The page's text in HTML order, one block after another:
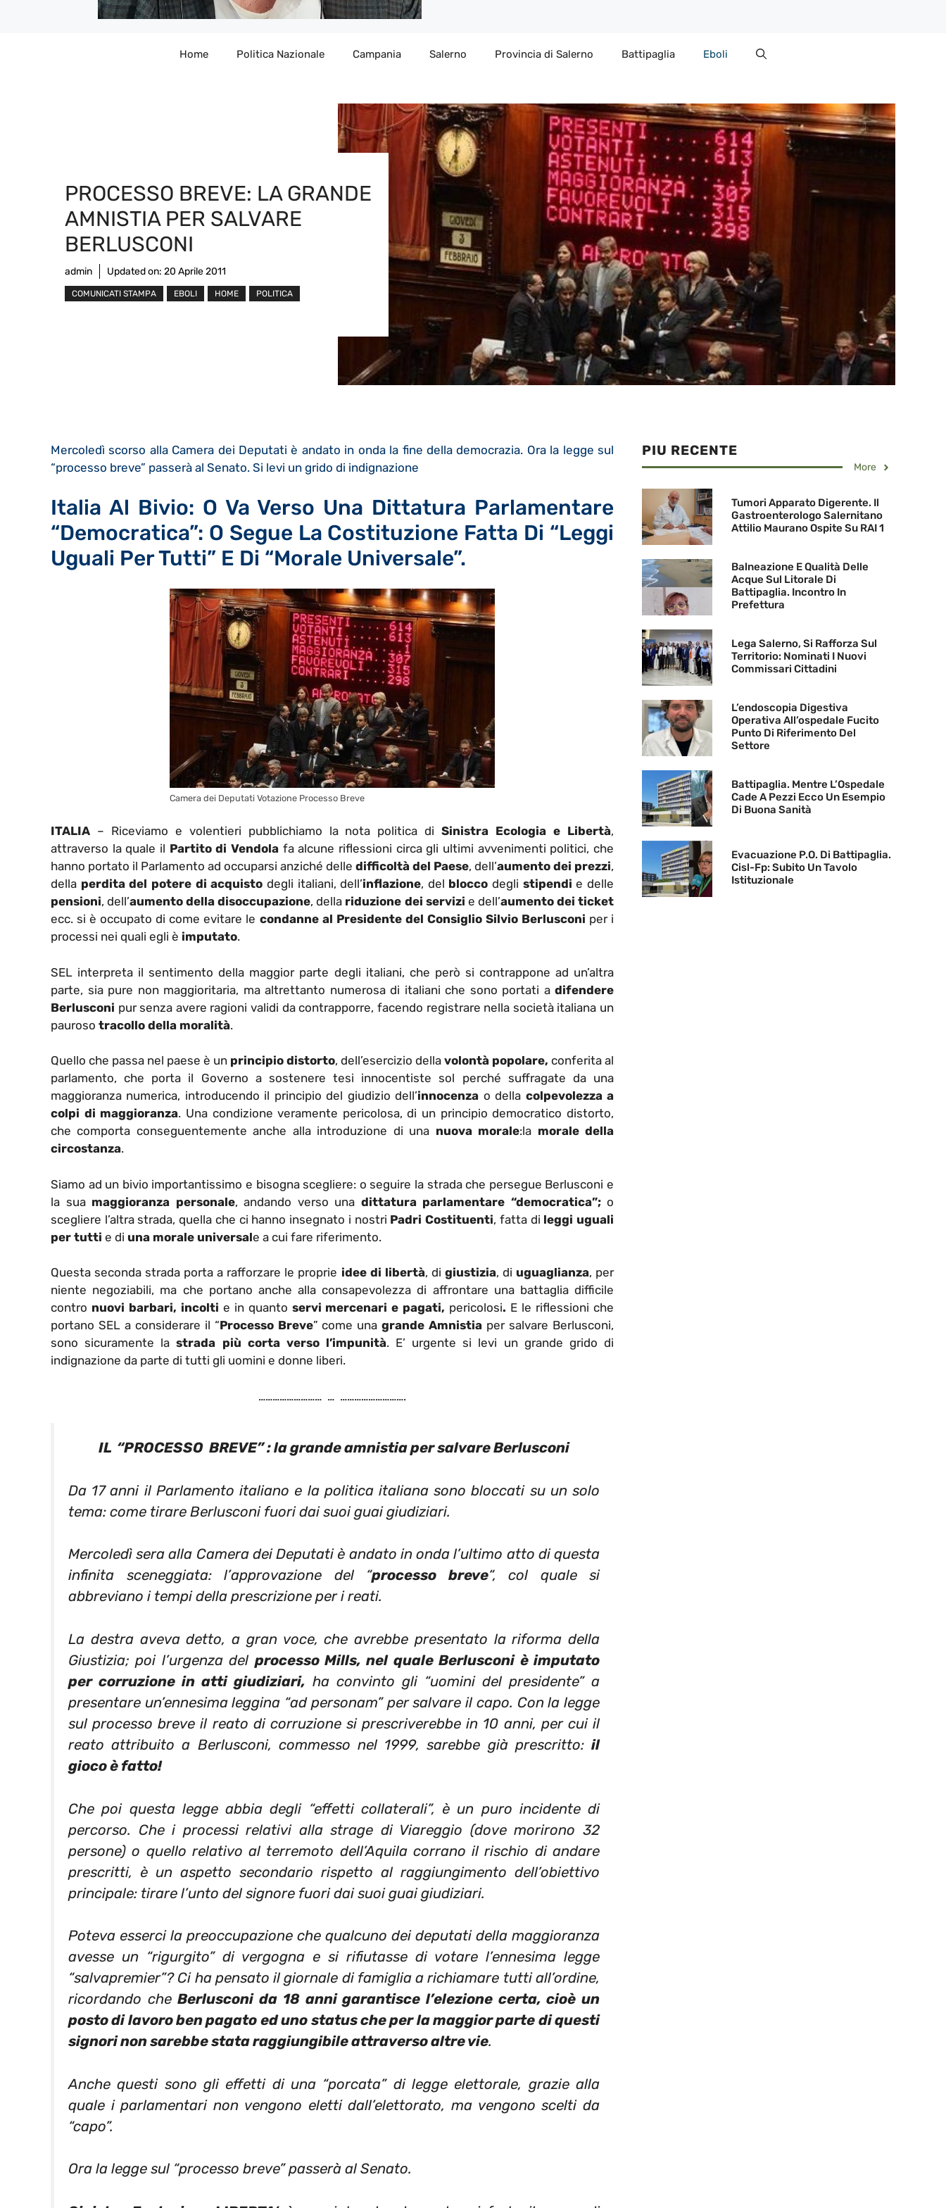
Home Politica Nazionale Campania Salerno Provincia di Salerno Battipaglia Eboli
PROCESSO BREVE: LA GRANDE
AMNISTIA PER SALVARE
BERLUSCONI
admin Updated on: 20 Aprile 2011
COMUNICATI STAMPA EBOLI HOME POLITICA
Mercoledì scorso alla Camera dei Deputati è andato in onda la fine della democrazia. Ora la legge sul
“processo breve” passerà al Senato. Si levi un grido di indignazione
Italia Al Bivio: O Va Verso Una Dittatura Parlamentare
“democratica”: O Segue La Costituzione Fatta Di “leggi
Uguali Per Tutti” E Di “morale Universale”.
Camera dei Deputati Votazione Processo Breve
ITALIA – Riceviamo e volentieri pubblichiamo la nota politica diSinistra Ecologia e Libertà,
attraverso la quale il Partito di Vendola fa alcune riflessioni circa gli ultimi avvenimenti politici, che
hanno portato il Parlamento ad occuparsi anziché delle difficoltà del Paese, dell’aumento dei prezzi,
della perdita del potere di acquisto degli italiani, dell’inflazione, del blocco degli stipendie delle
pensioni, dell’aumento della disoccupazione, della riduzione dei servizi e dell’aumento dei ticket
ecc. si è occupato di come evitare le condanne al Presidente del Consiglio Silvio Berlusconi per i
processi nei quali egli è imputato.
SEL interpreta il sentimento della maggior parte degli italiani, che però si contrappone ad un’altra
parte, sia pure non maggioritaria, ma altrettanto numerosa di italiani che sono portati a difendere
Berlusconi pur senza avere ragioni validi da contrapporre, facendo registrare nella società italiana un
pauroso tracollo della moralità.
Quello che passa nel paese è un principio distorto, dell’esercizio della volontà popolare, conferita al
parlamento, che porta il Governo a sostenere tesi innocentiste sol perché suffragate da una
maggioranza numerica, introducendo il principio del giudizio dell’innocenza o della colpevolezza a
colpi di maggioranza. Una condizione veramente pericolosa, di un principio democratico distorto,
che comporta conseguentemente anche alla introduzione di una nuova morale:la morale della
circostanza.
Siamo ad un bivio importantissimo e bisogna scegliere: o seguire la strada che persegue Berlusconi e
la sua maggioranza personale, andando verso una dittatura parlamentare “democratica”;o
scegliere l’altra strada, quella che ci hanno insegnato i nostri Padri Costituenti, fatta di leggi uguali
per tutti e di una morale universale a cui fare riferimento.
Questa seconda strada porta a rafforzare le proprie idee di libertà, di giustizia, di uguaglianza, per
niente negoziabili, ma che portano anche alla consapevolezza di affrontare una battaglia difficile
contro nuovi barbari, incolti e in quanto servi mercenari e pagati, pericolosi. E le riflessioni che
portano SEL a considerare il “Processo Breve” come unagrande Amnistia per salvare Berlusconi,
sono sicuramente lastrada più corta verso l’impunità. E’ urgente si levi un grande grido di
indignazione da parte di tutti gli uomini e donne liberi.
……………………… … ……………………….
IL “PROCESSO BREVE” : la grande amnistia per salvare Berlusconi
Da 17 anni il Parlamento italiano e la politica italiana sono bloccati su un solo
tema: come tirare Berlusconi fuori dai suoi guai giudiziari.
Mercoledì sera alla Camera dei Deputati è andato in onda l’ultimo atto di questa
infinita sceneggiata: l’approvazione del “processo breve“, col quale si
abbreviano i tempi della prescrizione per i reati.
La destra aveva detto, a gran voce, che avrebbe presentato la riforma della
Giustizia; poi l’urgenza del processo Mills, nel quale Berlusconi è imputato
per corruzione in atti giudiziari, ha convinto gli “uomini del presidente” a
presentare un’ennesima leggina “ad personam” per salvare il capo. Con la legge
sul processo breve il reato di corruzione si prescriverebbe in 10 anni, per cui il
reato attribuito a Berlusconi, commesso nel 1999, sarebbe già prescritto: il
gioco è fatto!
Che poi questa legge abbia degli “effetti collaterali”, è un puro incidente di
percorso. Che i processi relativi alla strage di Viareggio (dove morirono 32
persone) o quello relativo al terremoto dell’Aquila corrano il rischio di andare
prescritti, è un aspetto secondario rispetto al raggiungimento dell’obiettivo
principale: tirare l’unto del signore fuori dai suoi guai giudiziari.
Poteva esserci la preoccupazione che qualcuno dei deputati della maggioranza
avesse un “rigurgito” di vergogna e si rifiutasse di votare l’ennesima legge
“salvapremier”? Ci ha pensato il giornale di famiglia a richiamare tutti all’ordine,
ricordando cheBerlusconi da 18 anni garantisce l’elezione certa, cioè un
posto di lavoro ben pagato ed uno status che per la maggior parte di questi
signori non sarebbe stata raggiungibile attraverso altre vie.
Anche questi sono gli effetti di una “porcata” di legge elettorale, grazie alla
quale i parlamentari non vengono eletti dall’elettorato, ma vengono scelti da
“capo”.
Ora la legge sul “processo breve” passerà al Senato.
PIU RECENTE
More
Tumori Apparato Digerente. Il
Gastroenterologo Salernitano
Attilio Maurano Ospite Su RAI 1
Balneazione E Qualità Delle
Acque Sul Litorale Di
Battipaglia. Incontro In
Prefettura
Lega Salerno, Si Rafforza Sul
Territorio: Nominati I Nuovi
Commissari Cittadini
L’endoscopia Digestiva
Operativa All’ospedale Fucito
Punto Di Riferimento Del
Settore
Battipaglia. Mentre L’Ospedale
Cade A Pezzi Ecco Un Esempio
Di Buona Sanità
Evacuazione P.O. Di Battipaglia.
Cisl-Fp: Subito Un Tavolo
Istituzionale